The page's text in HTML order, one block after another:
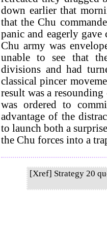
down earlier that
that the Chu
panic and eagerly
Chu army was
unable to see that
divisions and had
classical pincer
result was a
was ordered to
advantage of the
to launch both a
the Chu forces into a
[Xref] Strategy 20